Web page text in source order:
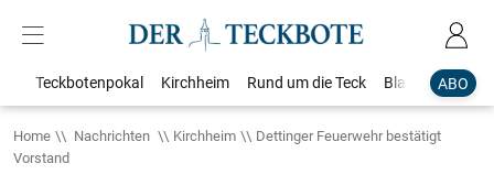
ABO
Teckbotenpokal Kirchheim Rund um die Teck Blaulicht
Home Nachrichten Kirchheim
Dettinger Feuerwehr bestätigt
Vorstand